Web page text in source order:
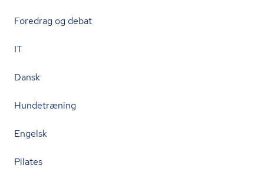
Foredrag og debat
IT
Dansk
Hundetræning
Engelsk
Pilates